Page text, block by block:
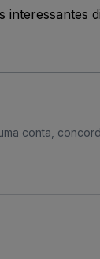
interessantes
conta,